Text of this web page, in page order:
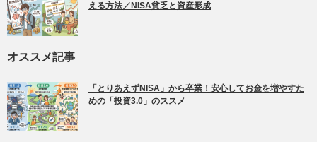
える方法／NISA貧乏と資産形成
オススメ記事
「とりあえずNISA」から卒業！安心してお金を増やすた
めの「投資3.0」のススメ